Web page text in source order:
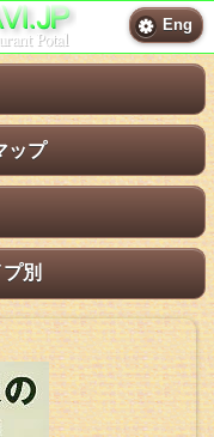
Eng
ップ
別